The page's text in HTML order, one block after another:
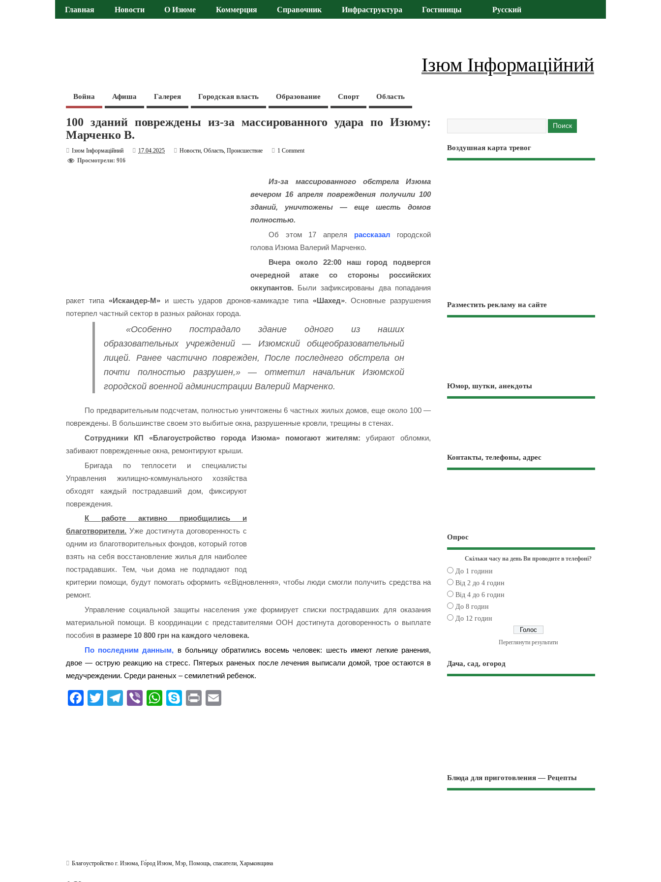
Главная Новости О Изюме Коммерция Справочник Инфраструктура Гостиницы Русский
Ізюм Інформаційний
Война Афиша Галерея Городская власть Образование Спорт Область
100 зданий повреждены из-за массированного удара по Изюму:
Марченко В.
Ізюм Інформаційний 17.04.2025 Новости,Область,Происшествие
1 Comment
Просмотрели: 916
Из-за массированного обстрела Изюма
вечером 16 апреля повреждения получили 100
зданий, уничтожены — еще шесть домов
полностью.
Об этом 17 апреля рассказал городской
голова Изюма Валерий Марченко.
Вчера около 22:00 наш город подвергся
очередной атаке со стороны российских
оккупантов. Были зафиксированы два попадания
ракет типа «Искандер-М»и шесть ударов дронов-камикадзе типа «Шахед». Основные разрушения
потерпел частный сектор в разных районах города.
«Особенно пострадало здание одного из наших
образовательных учреждений — Изюмский общеобразовательный
лицей. Ранее частично поврежден, После последнего обстрела он
почти полностью разрушен,» — отметил начальник Изюмской
городской военной администрации Валерий Марченко.
По предварительным подсчетам, полностью уничтожены 6 частных жилых домов, еще около 100 —
повреждены. В большинстве своем это выбитые окна, разрушенные кровли, трещины в стенах.
Сотрудники КП «Благоустройство города Изюма» помогают жителям: убирают обломки,
забивают поврежденные окна, ремонтируют крыши.
Бригада по теплосети и специалисты
Управления жилищно-коммунального хозяйства
обходят каждый пострадавший дом, фиксируют
повреждения.
К работе активно приобщились и
благотворители. Уже достигнута договоренность с
одним из благотворительных фондов, который готов
взять на себя восстановление жилья для наиболее
пострадавших. Тем, чьи дома не подпадают под
критерии помощи, будут помогать оформить «єВідновлення», чтобы люди смогли получить средства на
ремонт.
Управление социальной защиты населения уже формирует списки пострадавших для оказания
материальной помощи. В координации с представителями ООН достигнута договоренность о выплате
пособия в размере 10 800 грн на каждого человека.
По последним данным, в больницу обратились восемь человек: шесть имеют легкие ранения,
двое — острую реакцию на стресс. Пятерых раненых после лечения выписали домой, трое остаются в
медучреждении. Среди раненых – семилетний ребенок.
Fa T
Te Vi
W
S
Pr
Благоустройство г. Изюма,Го́род Изюм,Мэр,Помощь,спасатели,Харьковщина
Воздушная карта тревог
Разместить рекламу на сайте
Юмор, шутки, анекдоты
Контакты, телефоны, адрес
Опрос
Скільки часу на день Ви проводите в телефоні?
До 1 години
Від 2 до 4 годин
Від 4 до 6 годин
До 8 годин
До 12 годин
Переглянути результати
Дача, сад, огород
Блюда для приготовления — Рецепты